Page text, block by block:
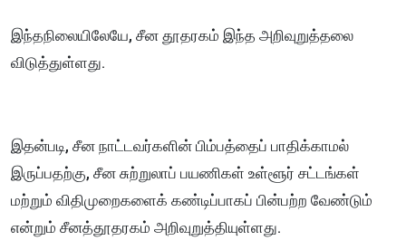
இந்தநிலையிலேயே, சீன தூதரகம் இந்த அறிவுறுத்தலை
விடுத்துள்ளது.
இதன்படி, சீன நாட்டவர்களின் பிம்பத்தைப் பாதிக்காமல்
இருப்பதற்கு, சீன சுற்றுலாப் பயணிகள் உள்ளூர் சட்டங்கள்
மற்றும் விதிமுறைகளைக் கண்டிப்பாகப் பின்பற்ற வேண்டும்
என்றும் சீனத்தூதரகம் அறிவுறுத்தியுள்ளது.